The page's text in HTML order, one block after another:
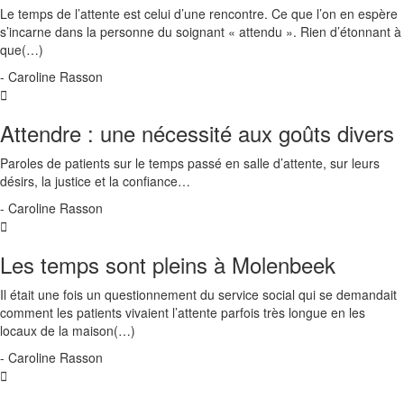
Le temps de l’attente est celui d’une rencontre. Ce que l’on en espère
s’incarne dans la personne du soignant « attendu ». Rien d’étonnant à
que(…)
- Caroline Rasson
Attendre : une nécessité aux goûts divers
Paroles de patients sur le temps passé en salle d’attente, sur leurs
désirs, la justice et la confiance…
- Caroline Rasson
Les temps sont pleins à Molenbeek
Il était une fois un questionnement du service social qui se demandait
comment les patients vivaient l’attente parfois très longue en les
locaux de la maison(…)
- Caroline Rasson